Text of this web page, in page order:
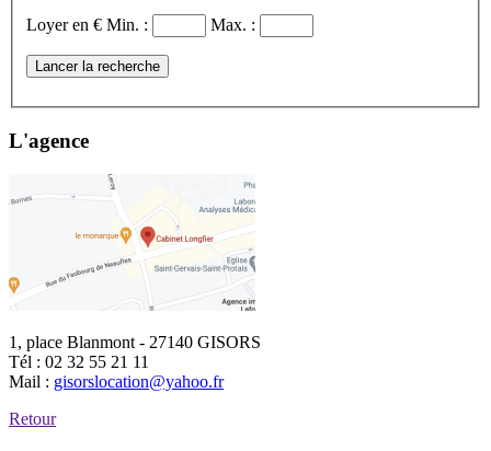
Loyer en € Min. : Max. :
Lancer la recherche
L'agence
1, place Blanmont - 27140 GISORS
Tél : 02 32 55 21 11
Mail : gisorslocation@yahoo.fr
Retour